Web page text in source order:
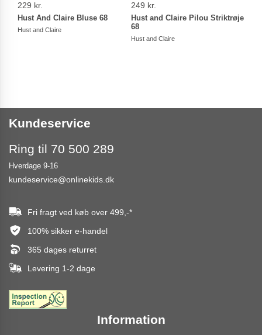
229 kr.
Hust And Claire Bluse 68
Hust and Claire
249 kr.
Hust and Claire Pilou Striktrøje
68
Hust and Claire
Kundeservice
Ring til 70 500 289
Hverdage 9-16
kundeservice@onlinekids.dk
Fri fragt ved køb over 499,-*
100% sikker e-handel
365 dages returret
Levering 1-2 dage
Information